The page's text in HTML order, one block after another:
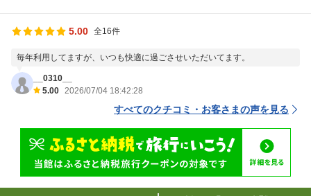
5.00 全16件
毎年利用してますが、いつも快適に過ごさせいただいてます。
__0310__
5.00 2026/07/04 18:42:28
すべてのクチコミ・お客さまの声を見る